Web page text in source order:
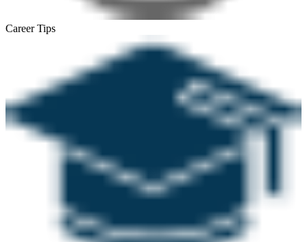
Career Tips